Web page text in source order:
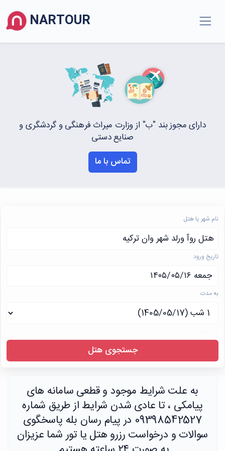
NARTOUR
دارای مجوز بند "ب" از وزارت میراث فرهنگی و گردشگری و
صنایع دستی
تماس با ما
جستجوی هتل
به مدت
تاریخ ورود
نام شهر یا هتل
هتل روآ ورلد شهر وان ترکیه
به علت شرایط موجود و قطعی سامانه های
پیامکی ، تا عادی شدن شرایط از طریق شماره
09398542527 در پیام رسان بله پاسخگوی
سوالات و درخواست رزرو هتل یا تور شما عزیزان